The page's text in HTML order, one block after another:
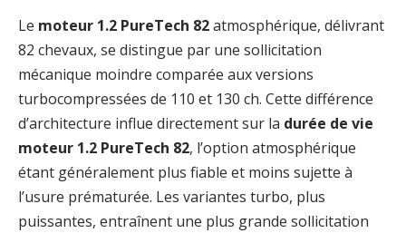
Le moteur 1.2 PureTech 82atmosphérique, délivrant
82 chevaux, se distingue par une sollicitation
mécanique moindre comparée aux versions
turbocompressées de 110 et 130 ch. Cette différence
d’architecture influe directement sur la durée de vie
moteur 1.2 PureTech 82, l’option atmosphérique
étant généralement plus fiable et moins sujette à
l’usure prématurée. Les variantes turbo, plus
puissantes, entraînent une plus grande sollicitation